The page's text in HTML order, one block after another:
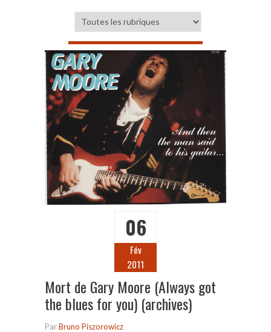
06
Fév
2011
Mort de Gary Moore (Always got
the blues for you) (archives)
ParBruno Piszorowicz